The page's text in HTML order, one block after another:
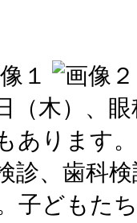
（木）、
あります
診、歯科
子どもた